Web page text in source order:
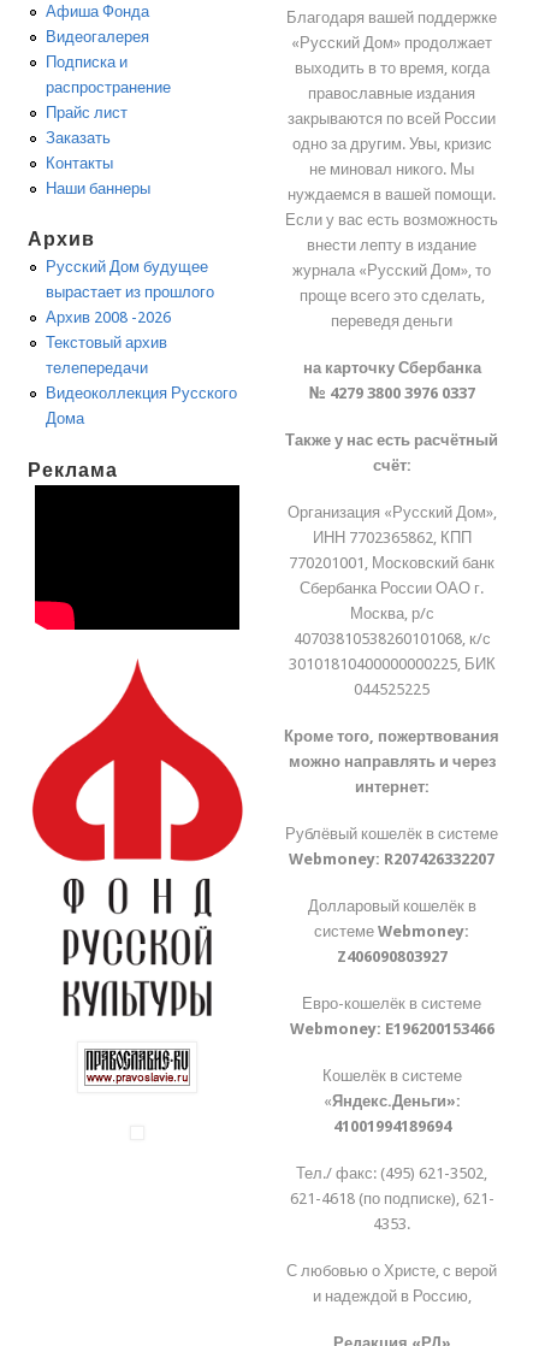
Афиша Фонда
Видеогалерея
Подписка и
распространение
Прайс лист
Заказать
Контакты
Наши баннеры
Архив
Русский Дом будущее
вырастает из прошлого
Архив 2008 -2026
Текстовый архив
телепередачи
Видеоколлекция Русского
Дома
Реклама
Благодаря вашей поддержке
«Русский Дом» продолжает
выходить в то время, когда
православные издания
закрываются по всей России
одно за другим. Увы, кризис
не миновал никого. Мы
нуждаемся в вашей помощи.
Если у вас есть возможность
внести лепту в издание
журнала «Русский Дом», то
проще всего это сделать,
переведя деньги
на карточку Сбербанка
№ 4279 3800 3976 0337
Также у нас есть расчётный
счёт:
Организация «Русский Дом»,
ИНН 7702365862, КПП
770201001, Московский банк
Сбербанка России ОАО г.
Москва, р/с
40703810538260101068, к/с
30101810400000000225, БИК
044525225
Кроме того, пожертвования
можно направлять и через
интернет:
Рублёвый кошелёк в системе
Webmoney: R207426332207
Долларовый кошелёк в
системеWebmoney:
Z406090803927
Евро-кошелёк в системе
Webmoney: E196200153466
Кошелёк в системе
«Яндекс.Деньги»:
41001994189694
Тел./ факс: (495) 621-3502,
621-4618 (по подписке), 621-
4353.
С любовью о Христе, с верой
и надеждой в Россию,